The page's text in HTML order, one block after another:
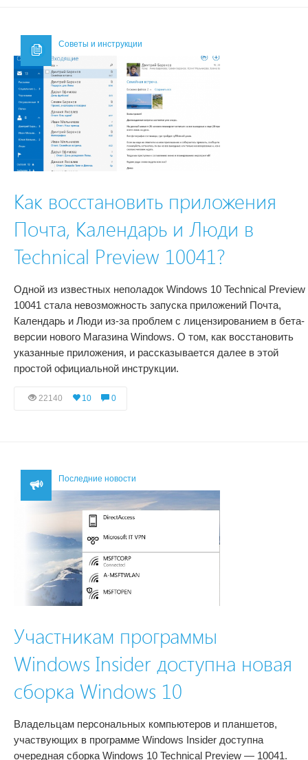
Советы и инструкции
Как восстановить приложения
Почта, Календарь и Люди в
Technical Preview 10041?
Одной из известных неполадок Windows 10 Technical Preview
10041 стала невозможность запуска приложений Почта,
Календарь и Люди из-за проблем с лицензированием в бета-
версии нового Магазина Windows. О том, как восстановить
указанные приложения, и рассказывается далее в этой
простой официальной инструкции.
22140 10 0
Последние новости
Участникам программы
Windows Insider доступна новая
сборка Windows 10
Владельцам персональных компьютеров и планшетов,
участвующих в программе Windows Insider доступна
очередная сборка Windows 10 Technical Preview — 10041.